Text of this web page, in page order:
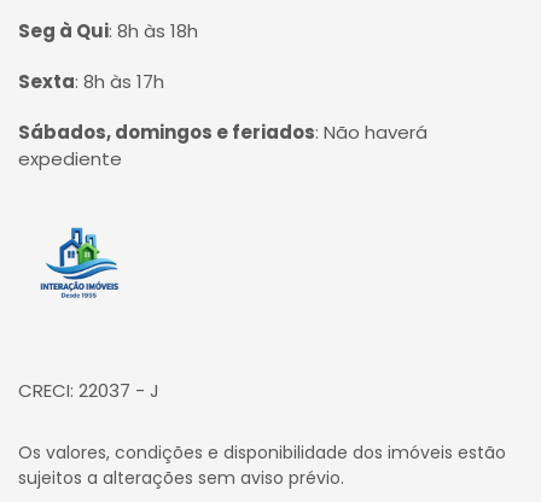
Seg à Qui: 8h às 18h
Sexta: 8h às 17h
Sábados, domingos e feriados: Não haverá
expediente
Página inicial
CRECI: 22037 - J
Os valores, condições e disponibilidade dos imóveis estão
sujeitos a alterações sem aviso prévio.